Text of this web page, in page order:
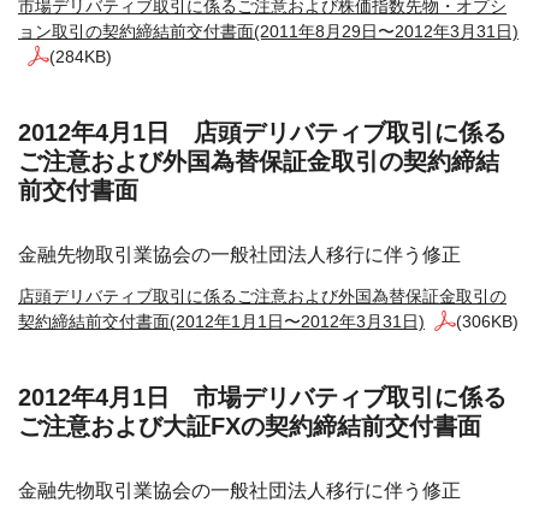
市場デリバティブ取引に係るご注意および株価指数先物・オプシ
ョン取引の契約締結前交付書面(2011年8月29日〜2012年3月31日)
(284KB)
2012年4月1日 店頭デリバティブ取引に係る
ご注意および外国為替保証金取引の契約締結
前交付書面
金融先物取引業協会の一般社団法人移行に伴う修正
店頭デリバティブ取引に係るご注意および外国為替保証金取引の
契約締結前交付書面(2012年1月1日〜2012年3月31日)
(306KB)
2012年4月1日 市場デリバティブ取引に係る
ご注意および大証FXの契約締結前交付書面
金融先物取引業協会の一般社団法人移行に伴う修正